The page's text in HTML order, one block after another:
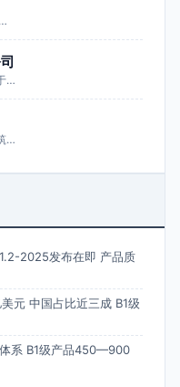
…
…
2025发布在即 产品质
元 中国占比近三成 B1级
系 B1级产品450—900